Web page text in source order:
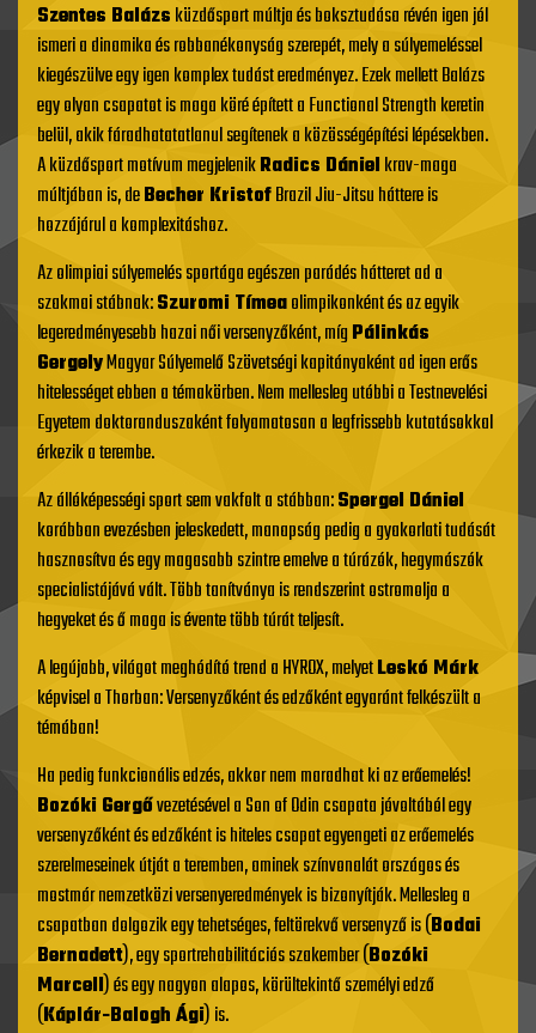
Szentes Balázsküzdősport múltja és boksztudása révén igen jól
ismeri a dinamika és robbanékonyság szerepét, mely a súlyemeléssel
kiegészülve egy igen komplex tudást eredményez. Ezek mellett Balázs
egy olyan csapatot is maga köré épített a Functional Strength keretin
belül, akik fáradhatatatlanul segítenek a közösségépítési lépésekben.
A küzdősport motívum megjelenikRadics Dánielkrav-maga
múltjában is, deBecher KristofBrazil Jiu-Jitsu háttere is
hozzájárul a komplexitáshoz.
Az olimpiai súlyemelés sportága egészen parádés hátteret ad a
szakmai stábnak:Szuromi Tímeaolimpikonként és az egyik
legeredményesebb hazai női versenyzőként, mígPálinkás
GergelyMagyar Súlyemelő Szövetségi kapitányaként ad igen erős
hitelességet ebben a témakörben. Nem mellesleg utóbbi a Testnevelési
Egyetem doktoranduszaként folyamatosan a legfrissebb kutatásokkal
érkezik a terembe.
Az állóképességi sport sem vakfolt a stábban:Spergel Dániel
korábban evezésben jeleskedett, manapság pedig a gyakorlati tudását
hasznosítva és egy magasabb szintre emelve a túrázók, hegymászók
specialistájává vált. Több tanítványa is rendszerint ostromolja a
hegyeket és ő maga is évente több túrát teljesít.
A legújabb, világot meghódító trend a HYROX, melyetLeskó Márk
képvisel a Thorban: Versenyzőként és edzőként egyaránt felkészült a
témában!
Ha pedig funkcionális edzés, akkor nem maradhat ki az erőemelés!
Bozóki Gergővezetésével a Son of Odin csapata jóvoltából egy
versenyzőként és edzőként is hiteles csapat egyengeti az erőemelés
szerelmeseinek útját a teremben, aminek színvonalát országos és
mostmár nemzetközi versenyeredmények is bizonyítják. Mellesleg a
csapatban dolgozik egy tehetséges, feltörekvő versenyző is (Bodai
Bernadett), egy sportrehabilitációs szakember (Bozóki
Marcell) és egy nagyon alapos, körültekintő személyi edző
(Káplár-Balogh Ági) is.